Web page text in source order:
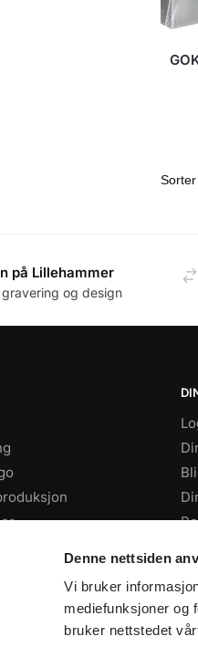
Denne nettsiden
Vi bruker
mediefunksjoner og
bruker nettstedet
på Lillehammer
og design